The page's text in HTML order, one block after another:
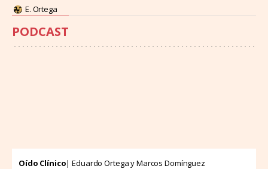
E. Ortega
PODCAST
Oído Clínico| Eduardo Ortega y Marcos Domínguez